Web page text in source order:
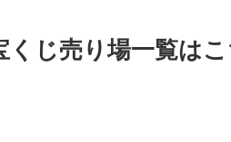
くじ売り場一覧は